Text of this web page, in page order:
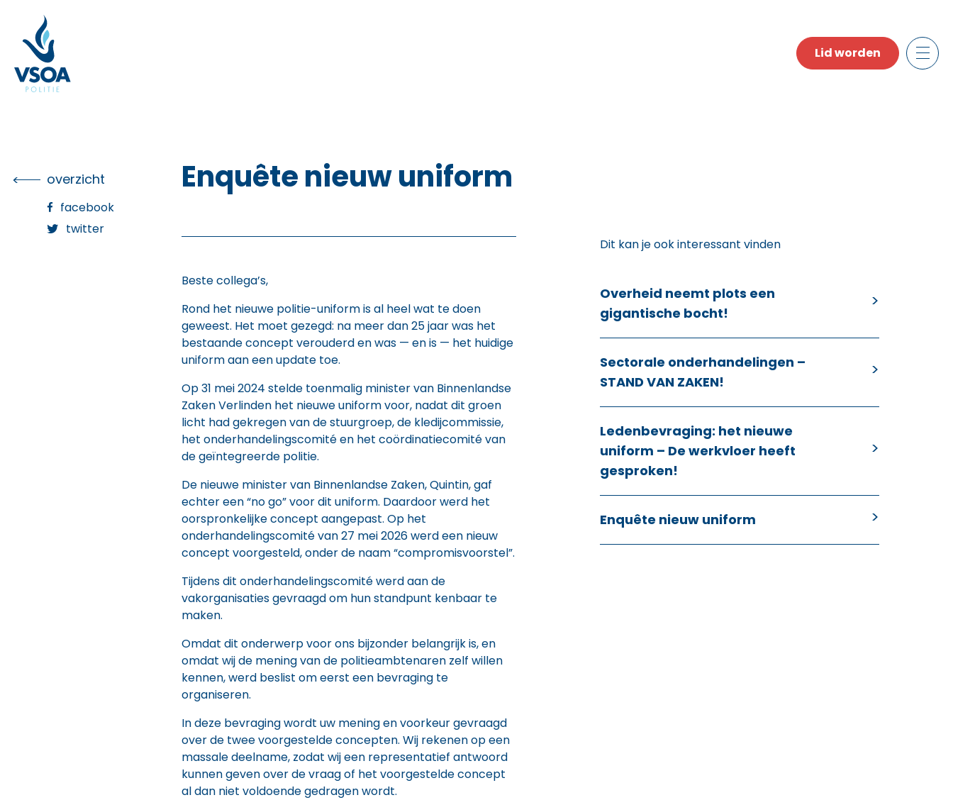
content
Lid worden
overzicht
facebook
twitter
Enquête nieuw uniform
Beste collega’s,
Rond het nieuwe politie-uniform is al heel wat te doen
geweest. Het moet gezegd: na meer dan 25 jaar was het
bestaande concept verouderd en was — en is — het huidige
uniform aan een update toe.
Op 31 mei 2024 stelde toenmalig minister van Binnenlandse
Zaken Verlinden het nieuwe uniform voor, nadat dit groen
licht had gekregen van de stuurgroep, de kledijcommissie,
het onderhandelingscomité en het coördinatiecomité van
de geïntegreerde politie.
De nieuwe minister van Binnenlandse Zaken, Quintin, gaf
echter een “no go” voor dit uniform. Daardoor werd het
oorspronkelijke concept aangepast. Op het
onderhandelingscomité van 27 mei 2026 werd een nieuw
concept voorgesteld, onder de naam “compromisvoorstel”.
Tijdens dit onderhandelingscomité werd aan de
vakorganisaties gevraagd om hun standpunt kenbaar te
maken.
Omdat dit onderwerp voor ons bijzonder belangrijk is, en
omdat wij de mening van de politieambtenaren zelf willen
kennen, werd beslist om eerst een bevraging te
organiseren.
In deze bevraging wordt uw mening en voorkeur gevraagd
over de twee voorgestelde concepten. Wij rekenen op een
massale deelname, zodat wij een representatief antwoord
kunnen geven over de vraag of het voorgestelde concept
al dan niet voldoende gedragen wordt.
Dit kan je ook interessant vinden
Overheid neemt plots een
gigantische bocht!
Sectorale onderhandelingen –
STAND VAN ZAKEN!
Ledenbevraging: het nieuwe
uniform – De werkvloer heeft
gesproken!
Enquête nieuw uniform